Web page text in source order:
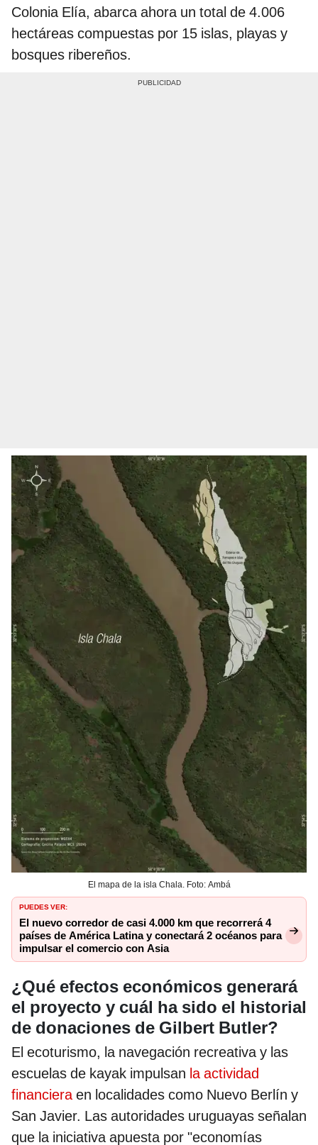
Colonia Elía, abarca ahora un total de 4.006
hectáreas compuestas por 15 islas, playas y
bosques ribereños.
El mapa de la isla Chala. Foto: Ambá
PUEDES VER:
El nuevo corredor de casi 4.000 km que recorrerá 4
países de América Latina y conectará 2 océanos para
impulsar el comercio con Asia
¿Qué efectos económicos generará
el proyecto y cuál ha sido el historial
de donaciones de Gilbert Butler?
El ecoturismo, la navegación recreativa y las
escuelas de kayak impulsan la actividad
financieraen localidades como Nuevo Berlín y
San Javier. Las autoridades uruguayas señalan
que la iniciativa apuesta por "economías